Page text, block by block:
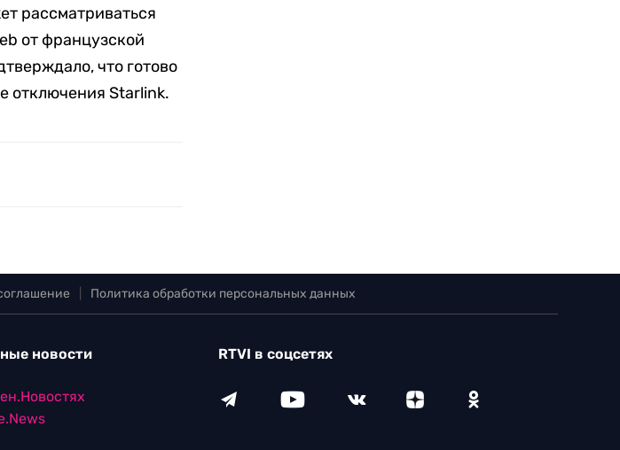
рассматриваться
от французской
что готово
отключения Starlink.
Политика обработки персональных данных
новости RTVI в соцсетях